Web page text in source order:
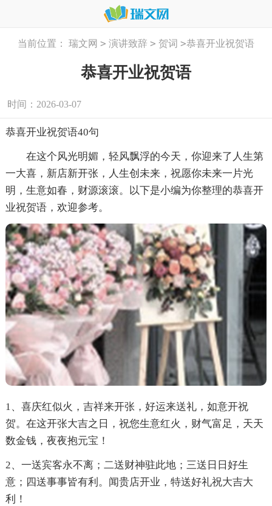
当前位置： 瑞文网 > 演讲致辞 > 贺词 >恭喜开业祝贺语
恭喜开业祝贺语
时间：2026-03-07
恭喜开业祝贺语40句
在这个风光明媚，轻风飘浮的今天，你迎来了人生第
一大喜，新店新开张，人生创未来，祝愿你未来一片光
明，生意如春，财源滚滚。以下是小编为你整理的恭喜开
业祝贺语，欢迎参考。
1、喜庆红似火，吉祥来开张，好运来送礼，如意开祝
贺。在这开张大吉之日，祝您生意红火，财气富足，天天
数金钱，夜夜抱元宝！
2、一送宾客永不离；二送财神驻此地；三送日日好生
意；四送事事皆有利。闻贵店开业，特送好礼祝大吉大
利！